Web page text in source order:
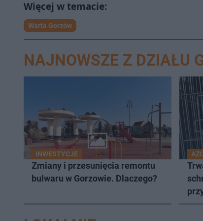
Warta Gorzów
NAJNOWSZE Z DZIAŁU
INWESTYCJE
Zmiany i przesunięcia remontu
bulwaru w Gorzowie. Dlaczego?